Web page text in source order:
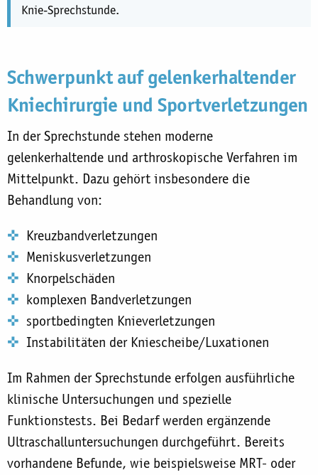
Knie-Sprechstunde.
Schwerpunkt auf gelenkerhaltender
Kniechirurgie und Sportverletzungen
In der Sprechstunde stehen moderne
gelenkerhaltende und arthroskopische Verfahren im
Mittelpunkt. Dazu gehört insbesondere die
Behandlung von:
Kreuzbandverletzungen
Meniskusverletzungen
Knorpelschäden
komplexen Bandverletzungen
sportbedingten Knieverletzungen
Instabilitäten der Kniescheibe/Luxationen
Im Rahmen der Sprechstunde erfolgen ausführliche
klinische Untersuchungen und spezielle
Funktionstests. Bei Bedarf werden ergänzende
Ultraschalluntersuchungen durchgeführt. Bereits
vorhandene Befunde, wie beispielsweise MRT- oder